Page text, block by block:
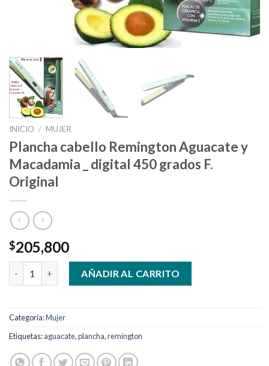
INICIO / MUJER
Plancha cabello Remington Aguacate y
Macadamia _ digital 450 grados F.
Original
$205,800
Plancha cabello Remington Aguacate y Macadamia _ digital
AÑADIR AL CARRITO
Categoría:Mujer
Etiquetas:aguacate,plancha,remington